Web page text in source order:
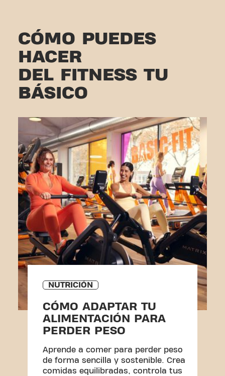
CÓMO PUEDES
HACER
DEL FITNESS TU
BÁSICO
NUTRICIÓN
CÓMO ADAPTAR TU
ALIMENTACIÓN PARA
PERDER PESO
Aprende a comer para perder peso
de forma sencilla y sostenible. Crea
comidas equilibradas, controla tus